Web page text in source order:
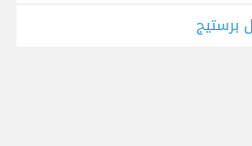
برستيج